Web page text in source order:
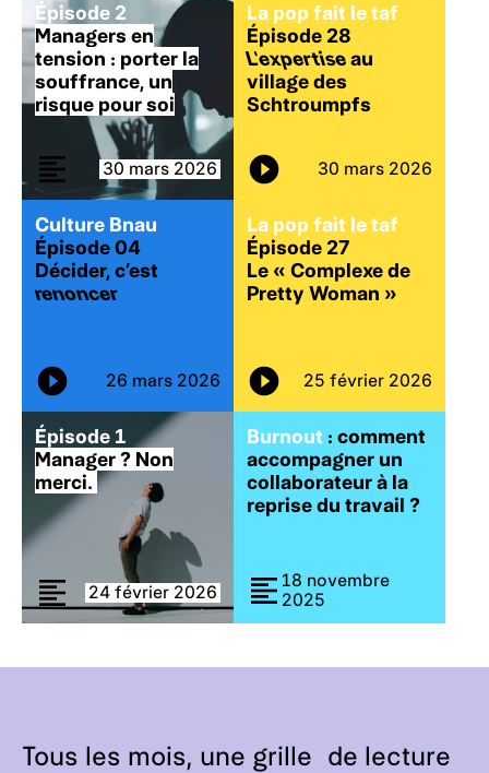
Épisode 2
Managers en
tension : porter la
souffrance, un
risque pour soi
30 mars 2026
La pop fait le taf
Épisode 28
L’expertiseau
village des
Schtroumpfs
30 mars 2026
Culture Bnau
Épisode 04
Décider, c’est
renoncer
26 mars 2026
La pop fait le taf
Épisode 27
Le « Complexe de
Pretty Woman »
25 février 2026
Épisode 1
Manager ? Non
merci.
24 février 2026
Burnout : comment
accompagner un
collaborateur à la
reprise du travail ?
18 novembre
2025
Tous les mois, une grille de lecture